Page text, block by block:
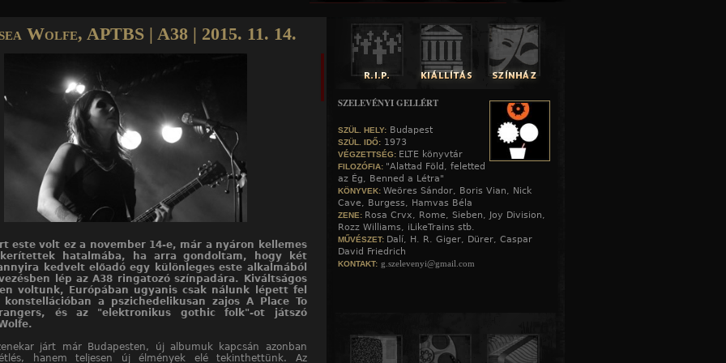
Wolfe, APTBS | A38 | 2015. 11. 14.
este volt ez a november 14-e, már a nyáron kellemes
kerítettek hatalmába, ha arra gondoltam, hogy két
kedvelt előadó egy különleges este alkalmából
lép az A38 ringatozó színpadára. Kiváltságos
voltunk, Európában ugyanis csak nálunk lépett fel
a pszichedelikusan zajos A Place To
és az "elektronikus gothic folk"-ot játszó
járt már Budapesten, új albumuk kapcsán azonban
hanem teljesen új élmények elé tekinthettünk. Az
SZELEVÉNYI GELLÉRT
SZÜL. HELY: Budapest
SZÜL. IDŐ: 1973
VÉGZETTSÉG: ELTE könyvtár
FILOZÓFIA: "Alattad Föld, feletted
az Ég, Benned a Létra"
KÖNYVEK: Weöres Sándor, Boris Vian, Nick
Cave, Burgess, Hamvas Béla
ZENE: Rosa Crvx, Rome, Sieben, Joy Division,
Rozz Williams, iLikeTrains stb.
MŰVÉSZET: Dalí, H. R. Giger, Dürer, Caspar
David Friedrich
KONTAKT: g.szelevenyi@gmail.com